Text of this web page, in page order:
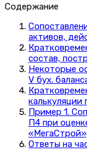
Содержание
активов,
состав,
Некоторые
V бух.
калькуляции
Пример 1.
П4 при
«МегаСтрой»
Ответы на